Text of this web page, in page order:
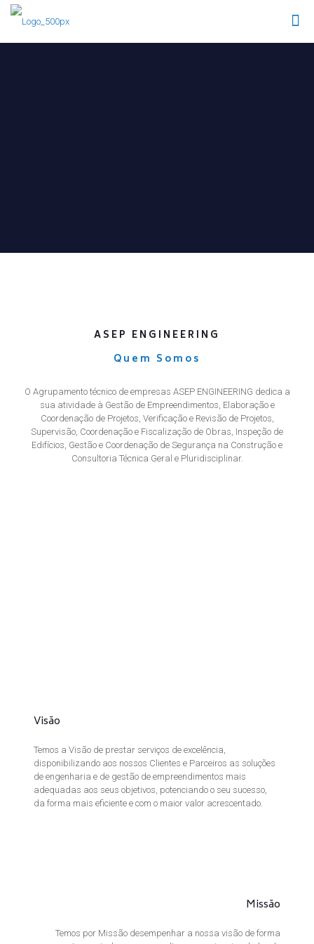
ASEP ENGINEERING
Quem Somos
O Agrupamento técnico de empresas ASEP ENGINEERING dedica a
sua atividade à Gestão de Empreendimentos, Elaboração e
Coordenação de Projetos, Verificação e Revisão de Projetos,
Supervisão, Coordenação e Fiscalização de Obras, Inspeção de
Edifícios, Gestão e Coordenação de Segurança na Construção e
Consultoria Técnica Geral e Pluridisciplinar.
Visão
Temos a Visão de prestar serviços de excelência,
disponibilizando aos nossos Clientes e Parceiros as soluções
de engenharia e de gestão de empreendimentos mais
adequadas aos seus objetivos, potenciando o seu sucesso,
da forma mais eficiente e com o maior valor acrescentado.
Missão
Temos por Missão desempenhar a nossa visão de forma